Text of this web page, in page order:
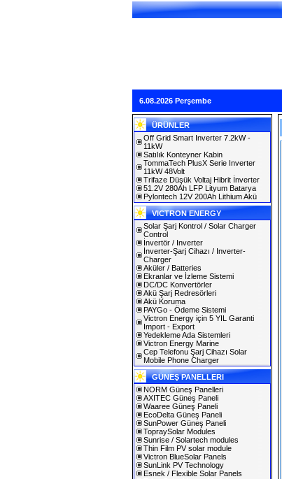
6.08.2026 Perşembe
ÜRÜNLER
Off Grid Smart Inverter 7.2kW -
11kW
Satılık Konteyner Kabin
TommaTech PlusX Serie Inverter
11kW 48Volt
Trifaze Düşük Voltaj Hibrit İnverter
51.2V 280Ah LFP Lityum Batarya
Pylontech 12V 200Ah Lithium Akü
VICTRON ENERGY
Solar Şarj Kontrol / Solar Charger
Control
İnvertör / Inverter
İnverter-Şarj Cihazı / Inverter-
Charger
Aküler / Batteries
Ekranlar ve İzleme Sistemi
DC/DC Konvertörler
Akü Şarj Redresörleri
Akü Koruma
PAYGo - Ödeme Sistemi
Victron Energy için 5 YIL Garanti
Import - Export
Yedekleme Ada Sistemleri
Victron Energy Marine
Cep Telefonu Şarj Cihazı Solar
Mobile Phone Charger
GÜNEŞ PANELLERI
NORM Güneş Panelleri
AXITEC Güneş Paneli
Waaree Güneş Paneli
EcoDelta Güneş Paneli
SunPower Güneş Paneli
TopraySolar Modules
Sunrise / Solartech modules
Thin Film PV solar module
Victron BlueSolar Panels
SunLink PV Technology
Esnek / Flexible Solar Panels